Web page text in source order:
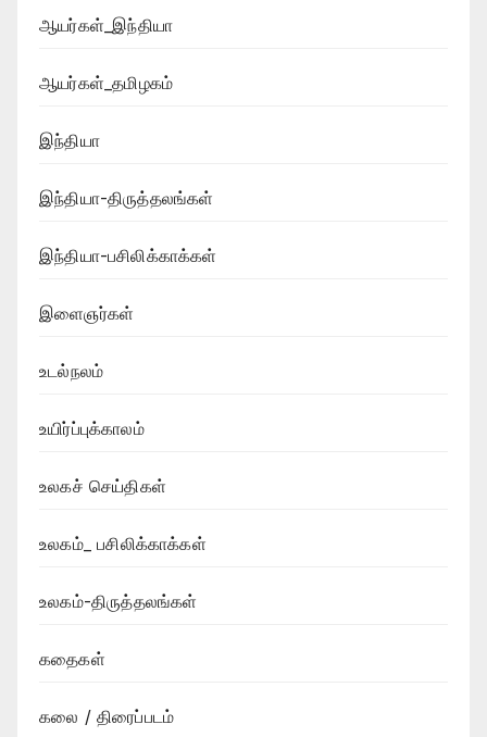
ஆயர்கள்_இந்தியா
ஆயர்கள்_தமிழகம்
இந்தியா
இந்தியா-திருத்தலங்கள்
இந்தியா-பசிலிக்காக்கள்
இளைஞர்கள்
உடல்நலம்
உயிர்ப்புக்காலம்
உலகச் செய்திகள்
உலகம்_ பசிலிக்காக்கள்
உலகம்-திருத்தலங்கள்
கதைகள்
கலை / திரைப்படம்